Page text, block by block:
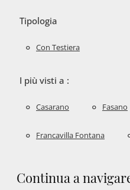
Tipologia
Con Testiera
I più visti a :
Casarano Fasano
Francavilla Fontana
Continua a